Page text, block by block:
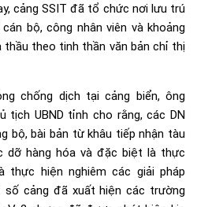
cảng SSIT đã tổ chức nơi lưu trú
bộ, công nhân viên và khoảng
thầu theo tinh thần văn bản chỉ thị
chống dịch tại cảng biển, ông
tịch UBND tỉnh cho rằng, các DN
bộ, bài bản từ khâu tiếp nhận tàu
dỡ hàng hóa và đặc biệt là thực
thực hiện nghiêm các giải pháp
số cảng đã xuất hiện các trường